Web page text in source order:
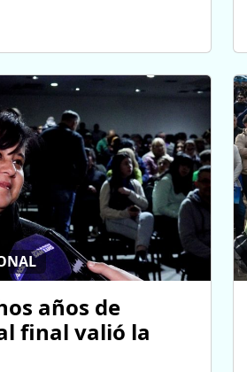
años de
final valió la